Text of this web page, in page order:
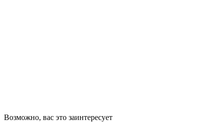
Возможно, вас это заинтересует